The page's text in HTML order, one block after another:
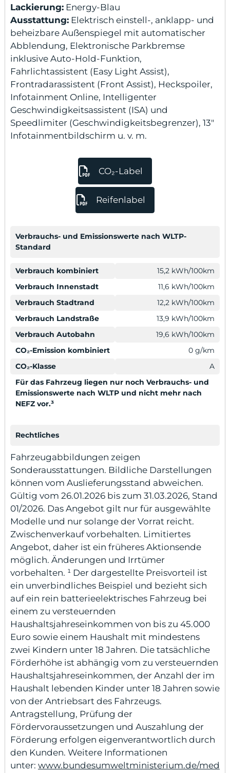
Lackierung:Energy-Blau
Ausstattung:Elektrisch einstell-, anklapp- und
beheizbare Außenspiegel mit automatischer
Abblendung, Elektronische Parkbremse
inklusive Auto-Hold-Funktion,
Fahrlichtassistent (Easy Light Assist),
Frontradarassistent (Front Assist), Heckspoiler,
Infotainment Online, Intelligenter
Geschwindigkeitsassistent (ISA) und
Speedlimiter (Geschwindigkeitsbegrenzer), 13″
Infotainmentbildschirm u. v. m.
CO₂-Label
Reifenlabel
Verbrauchs- und Emissionswerte nach WLTP-
Standard
Verbrauch kombiniert
15,2 kWh/100km
Verbrauch Innenstadt
11,6 kWh/100km
Verbrauch Stadtrand
12,2 kWh/100km
Verbrauch Landstraße
13,9 kWh/100km
Verbrauch Autobahn
19,6 kWh/100km
CO₂-Emission kombiniert
0 g/km
CO₂-Klasse
A
Für das Fahrzeug liegen nur noch Verbrauchs- und
Emissionswerte nach WLTP und nicht mehr nach
NEFZ vor.³
Rechtliches
Fahrzeugabbildungen zeigen
Sonderausstattungen. Bildliche Darstellungen
können vom Auslieferungsstand abweichen.
Gültig vom 26.01.2026 bis zum 31.03.2026, Stand
01/2026. Das Angebot gilt nur für ausgewählte
Modelle und nur solange der Vorrat reicht.
Zwischenverkauf vorbehalten. Limitiertes
Angebot, daher ist ein früheres Aktionsende
möglich. Änderungen und Irrtümer
vorbehalten. ¹ Der dargestellte Preisvorteil ist
ein unverbindliches Beispiel und bezieht sich
auf ein rein batterieelektrisches Fahrzeug bei
einem zu versteuernden
Haushaltsjahreseinkommen von bis zu 45.000
Euro sowie einem Haushalt mit mindestens
zwei Kindern unter 18 Jahren. Die tatsächliche
Förderhöhe ist abhängig vom zu versteuernden
Haushaltsjahreseinkommen, der Anzahl der im
Haushalt lebenden Kinder unter 18 Jahren sowie
von der Antriebsart des Fahrzeugs.
Antragstellung, Prüfung der
Fördervoraussetzungen und Auszahlung der
Förderung erfolgen eigenverantwortlich durch
den Kunden. Weitere Informationen
unter: www.bundesumweltministerium.de/med